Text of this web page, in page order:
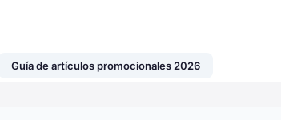
Guía de artículos promocionales 2026